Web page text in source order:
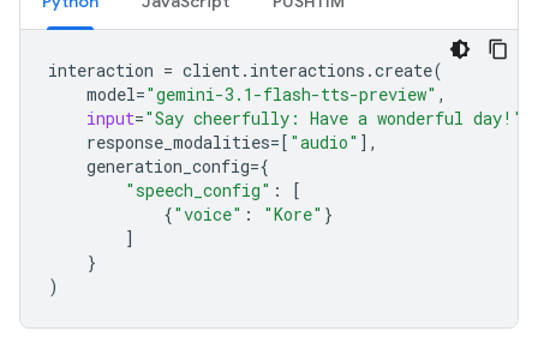
interaction = client. interactions .create(
model="gemini-3.1-flash-tts-preview" ,
input="Say cheerfully: Have a wonderful day!"
response_modalities=[ "audio" ],
generation_config={
"speech_config" :
[
{"voice" : "Kore" }
]
}
)